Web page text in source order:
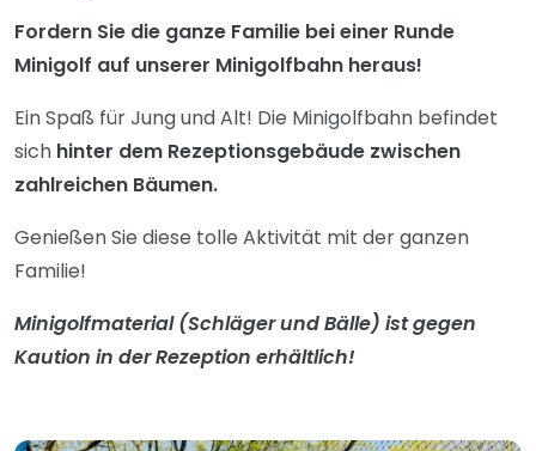
Fordern Sie die ganze Familie bei einer Runde
Minigolf auf unserer Minigolfbahn heraus!
Ein Spaß für Jung und Alt! Die Minigolfbahn befindet
sich hinter dem Rezeptionsgebäude zwischen
zahlreichen Bäumen.
Genießen Sie diese tolle Aktivität mit der ganzen
Familie!
Minigolfmaterial (Schläger und Bälle) ist gegen
Kaution in der Rezeption erhältlich!